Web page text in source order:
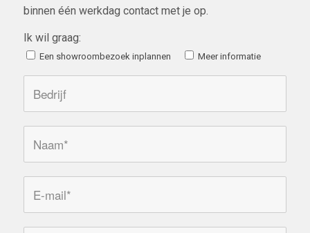
binnen één werkdag contact met je op.
Ik wil graag:
Een showroombezoek inplannen Meer informatie